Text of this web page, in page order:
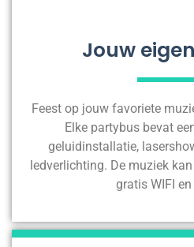
Jouw
Feest op jouw favoriete
Elke partybus bevat
geluidinstallatie,
ledverlichting. De muziek
gratis WIFI